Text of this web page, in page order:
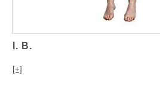
I. B.
[+]